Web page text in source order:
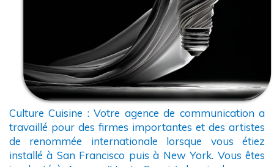
Culture Cuisine : Votre agence de communication a
travaillé pour des firmes importantes et des artistes
de renommée internationale lorsque vous étiez
installé à San Francisco puis à New York. Vous êtes